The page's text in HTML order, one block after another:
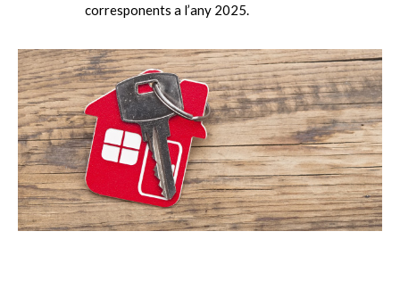
corresponents a l’any 2025.